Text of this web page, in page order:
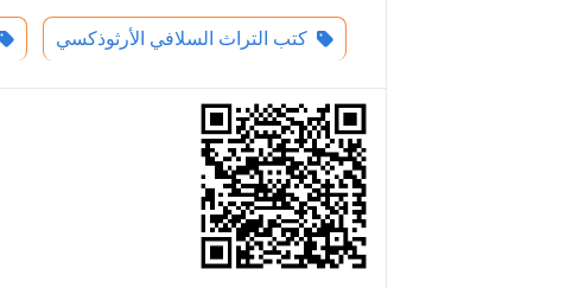
كتب التراث السلافي الأرثوذكسي